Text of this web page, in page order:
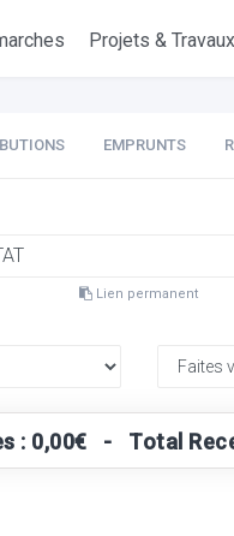
Projets & Travaux
EMPRUNTS
Lien permanent
: 0,00€ - Total